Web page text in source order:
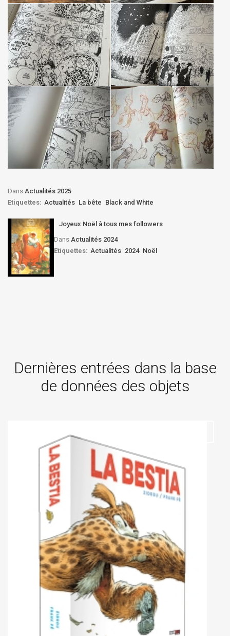
Dans Actualités 2025
Etiquettes: Actualités La bête Black and White
Joyeux Noël à tous mes followers
Dans Actualités 2024
Etiquettes: Actualités 2024 Noël
Dernières entrées dans la base
de données des objets